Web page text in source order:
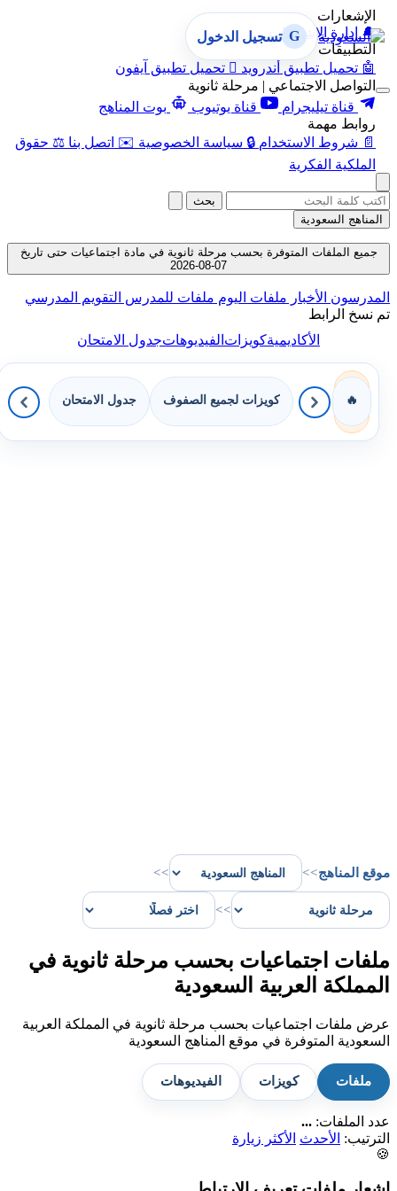
الإشعارات
🔔 إدارة الإشعارات
التطبيقات
🤖 تحميل تطبيق أندرويد  تحميل تطبيق آيفون
التواصل الاجتماعي | مرحلة ثانوية
قناة تيليجرام
قناة يوتيوب
بوت المناهج
روابط مهمة
📄 شروط الاستخدام 🔒 سياسة الخصوصية ✉️ اتصل بنا ⚖️ حقوق
الملكية الفكرية
G تسجيل الدخول
بحث
المناهج السعودية
جميع الملفات المتوفرة بحسب مرحلة ثانوية في مادة اجتماعيات حتى تاريخ
07-08-2026
المدرسون الأخبار ملفات اليوم ملفات للمدرس التقويم المدرسي
تم نسخ الرابط
الأكاديميةكويزاتالفيديوهاتجدول الامتحان
🔥 كويزات لجميع الصفوف جدول الامتحان
موقع المناهج>>
>>
>>
ملفات اجتماعيات بحسب مرحلة ثانوية في
المملكة العربية السعودية
عرض ملفات اجتماعيات بحسب مرحلة ثانوية في المملكة العربية
السعودية المتوفرة في موقع المناهج السعودية
ملفات كويزات الفيديوهات
عدد الملفات: ...
الترتيب:
الأحدث
الأكثر زيارة
🍪